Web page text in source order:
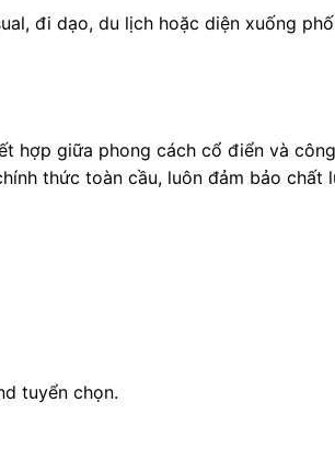
đi dạo, du lịch hoặc diện xuống
hợp giữa phong cách cổ điển và
thức toàn cầu, luôn đảm bảo chất
tuyển chọn.